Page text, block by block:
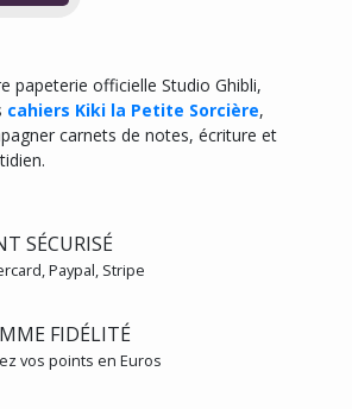
papeterie officielle Studio Ghibli,
cahiers Kiki la Petite Sorcière,
carnets de notes, écriture et
SÉCURISÉ
Paypal, Stripe
FIDÉLITÉ
vos points en Euros